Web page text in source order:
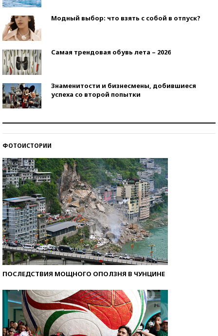
Модный выбор: что взять с собой в отпуск?
Самая трендовая обувь лета – 2026
Знаменитости и бизнесмены, добившиеся
успеха со второй попытки
ФОТОИСТОРИИ
ПОСЛЕДСТВИЯ МОЩНОГО ОПОЛЗНЯ В ЧУНЦИНЕ